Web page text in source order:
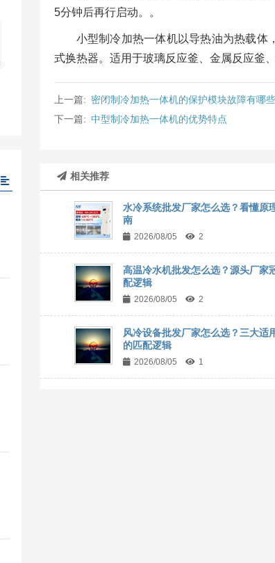
5分钟后再行启动。。
小型制冷加热一体机以导热油为热载体
式换热器。适用于玻璃反应釜、金属反应釜
上一篇: 密闭制冷加热一体机的保护模块故障有哪些
下一篇: 中型制冷加热一体机的优势特点
相关推荐
水冷系统批发厂家怎么选？看懂原
南
2026/08/05 2
高温冷水机批发怎么选？源头厂家
配逻辑
2026/08/05 2
风冷设备批发厂家怎么选？三大适
的匹配逻辑
2026/08/05 1